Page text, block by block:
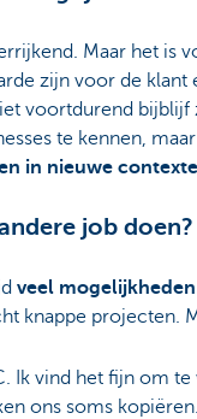
Maar het is
zijn voor de
voortdurend
te kennen,
in nieuwe
job doen?
veel
knappe projecten.
Ik vind het fijn om
ons soms kopiëren.